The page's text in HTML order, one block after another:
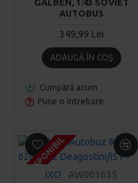
GALBEN, 1:43 SOVIET
AUTOBUS
349,99 Lei
ADAUGĂ ÎN COŞ
Cumpără acum
Pune o întrebare
INDISPONIBIL
INDISPONIBIL
INDISPONIBIL
IXO AW001635